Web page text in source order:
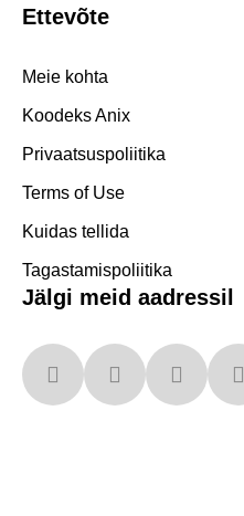
Ettevõte
Meie kohta
Koodeks Anix
Privaatsuspoliitika
Terms of Use
Kuidas tellida
Tagastamispoliitika
Jälgi meid aadressil